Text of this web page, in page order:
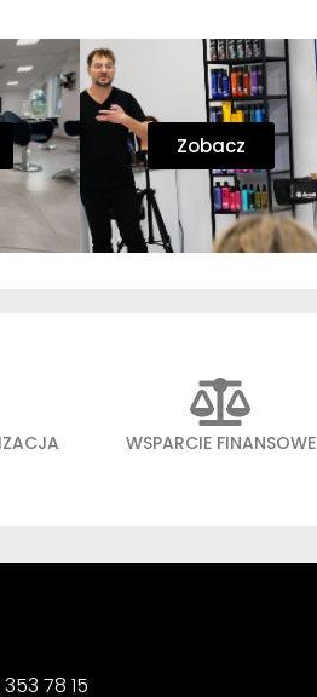
Zobacz
WSPARCIE FINANSOWE
78 15